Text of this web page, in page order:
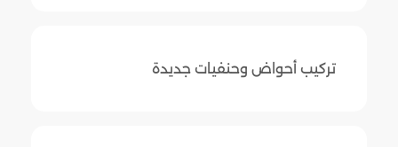
تركيب أحواض وحنفيات جديدة